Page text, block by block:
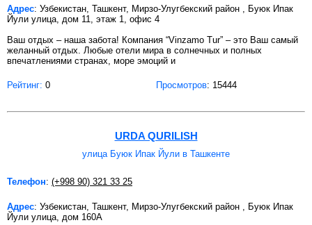
Адрес: Узбекистан, Ташкент, Мирзо-Улугбекский район , Буюк Ипак
Йули улица, дом 11, этаж 1, офис 4
Ваш отдых – наша забота! Компания “Vinzamo Tur” – это Ваш самый
желанный отдых. Любые отели мира в солнечных и полных
впечатлениями странах, море эмоций и
Рейтинг: 0 Просмотров: 15444
URDA QURILISH
улица Буюк Ипак Йули в Ташкенте
Телефон: (+998 90) 321 33 25
Адрес: Узбекистан, Ташкент, Мирзо-Улугбекский район , Буюк Ипак
Йули улица, дом 160А